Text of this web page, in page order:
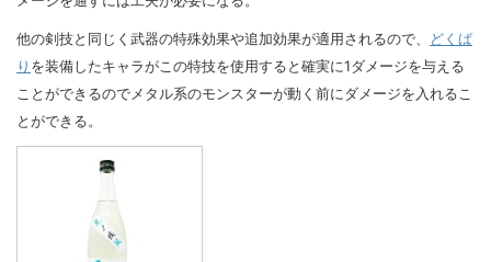
他の剣技と同じく武器の特殊効果や追加効果が適用されるので、
どくば
り を装備したキャラがこの特技を使用すると確実に1ダメージを与える
ことができるのでメタル系のモンスターが動く前にダメージを入れるこ
とができる。